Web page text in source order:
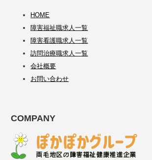
HOME
障害福祉職求人一覧
障害看護職求人一覧
訪問治療職求人一覧
会社概要
お問い合わせ
COMPANY